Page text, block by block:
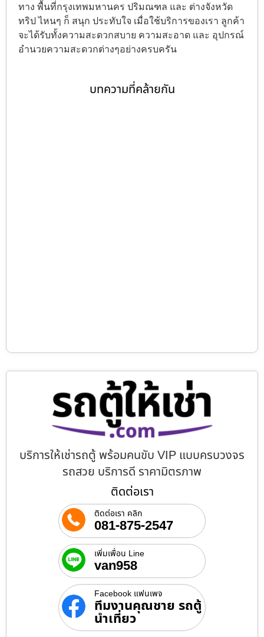
ทาง พื้นที่กรุงเทพมหานคร ปริมณฑล และ ต่างจังหวัด
ทริป ไหนๆ ก็ สนุก ประทับใจ เมื่อใช้บริการของเรา ลูกค้า
จะได้รับทั้งความสะดวกสบาย ความสะอาด และ อุปกรณ์
อำนวยความสะดวกต่างๆอย่างครบครัน
บทความที่คล้ายกัน
บริการให้เช่ารถตู้ พร้อมคนขับ VIP แบบครบวงจร
รถสวย บริการดี ราคามิตรภาพ
ติดต่อเรา
ติดต่อเรา คลิก
081-875-2547
เพิ่มเพื่อน Line
van958
Facebook แฟนเพจ
ทีมงานคุณชาย รถตู้
นำเที่ยว